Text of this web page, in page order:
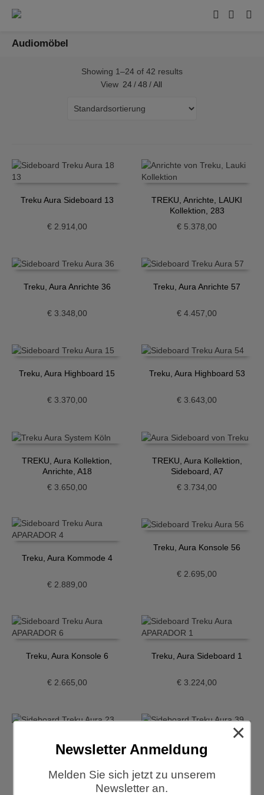
Audiomöbel
Showing 1–24 of 42 results
View 24 / 48 / All
Treku Aura Sideboard 13
€2.914,00
TREKU, Anrichte, LAUKI
Kollektion, 283
€ 5.378,00
Treku, Aura Anrichte 36
€3.348,00
Treku, Aura Anrichte 57
€ 4.457,00
Treku, Aura Highboard 15
€3.370,00
Treku, Aura Highboard 53
€ 3.643,00
TREKU, Aura Kollektion,
Anrichte, A18
€3.650,00
TREKU, Aura Kollektion,
Sideboard, A7
€ 3.734,00
Treku, Aura Kommode 4
€2.889,00
Treku, Aura Konsole 56
€ 2.695,00
Treku, Aura Konsole 6
€2.665,00
Treku, Aura Sideboard 1
€ 3.224,00
Treku, Aura Sideboard 23
€ 4.038,00
Treku, Aura Sideboard 37
Newsletter Anmeldung
Melden Sie sich jetzt zu unserem
Newsletter an.
×